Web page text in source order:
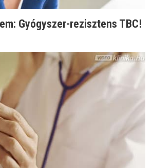
Gyógyszer-rezisztens TBC!